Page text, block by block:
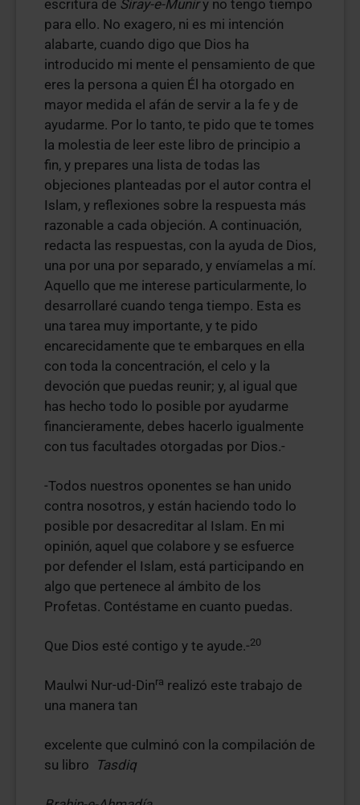
escritura de Siray-e-Muniry no tengo tiempo
para ello. No exagero, ni es mi intención
alabarte, cuando digo que Dios ha
introducido mi mente el pensamiento de que
eres la persona a quien Él ha otorgado en
mayor medida el afán de servir a la fe y de
ayudarme. Por lo tanto, te pido que te tomes
la molestia de leer este libro de principio a
fin, y prepares una lista de todas las
objeciones planteadas por el autor contra el
Islam, y reflexiones sobre la respuesta más
razonable a cada objeción. A continuación,
redacta las respuestas, con la ayuda de Dios,
una por una por separado, y envíamelas a mí.
Aquello que me interese particularmente, lo
desarrollaré cuando tenga tiempo. Esta es
una tarea muy importante, y te pido
encarecidamente que te embarques en ella
con toda la concentración, el celo y la
devoción que puedas reunir; y, al igual que
has hecho todo lo posible por ayudarme
financieramente, debes hacerlo igualmente
con tus facultades otorgadas por Dios.-
-Todos nuestros oponentes se han unido
contra nosotros, y están haciendo todo lo
posible por desacreditar al Islam. En mi
opinión, aquel que colabore y se esfuerce
por defender el Islam, está participando en
algo que pertenece al ámbito de los
Profetas. Contéstame en cuanto puedas.
Que Dios esté contigo y te ayude.-20
Maulwi Nur-ud-Dinra realizó este trabajo de
una manera tan
excelente que culminó con la compilación de
su libro Tasdiq